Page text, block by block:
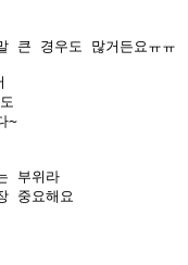
큰 경우도 많거든요ㅠㅠ
~
부위라
중요해요